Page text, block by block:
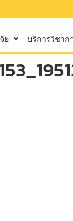
ย บริการวิชาก